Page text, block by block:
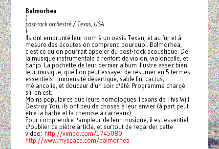
Balmorhea
(
post-rock orchestré / Texas, USA
)
Ils ont emprunté leur nom à un oasis Texan, et au fur et à
mesure des écoutes on comprend pourquoi. Balmorhea,
c'est ce qu'on pourrait appeler du post-rock acoustique. De
la musique instrumentale à renfort de violon, violoncelle, et
banjo. La pochette de leur dernier album illustre assez bien
leur musique, que l'on peut essayer de résumer en 5 termes
essentiels : immensité désertique, sable fin, cactus,
mélancolie, et douceur d'un soir d'été. Programme chargé
s'il en est.
Moins populaires que leurs homologues Texans de This Will
Destroy You, ils ont peu de choses à leur envier (à part peut
être la barbe et la chemise à carreaux).
Pour comprendre l'ampleur de leur musique, il est essentiel
d'oublier ce piètre article, et surtout de regarder cette
video: http://vimeo.com/1745080
http://www.myspace.com/balmorhea